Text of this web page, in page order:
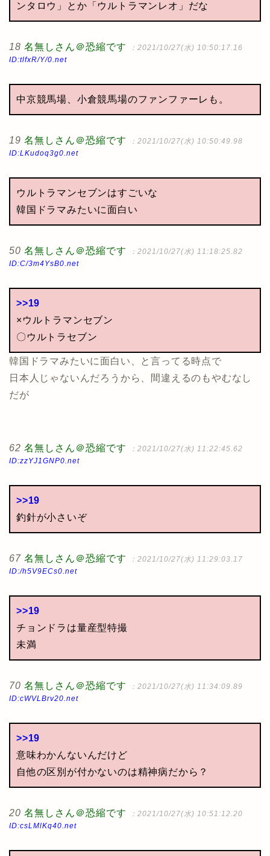
ンタロウ」とか「ウルトラマンレオ」だな
18 名無しさん＠恐縮です
：2021/10/27(水) 10:50:17.16
ID:tlfxR/Y/0.net
中京競馬場、小倉競馬場のファンファーレも。
19 名無しさん＠恐縮です
：2021/10/27(水) 10:50:49.98
ID:LKudoq3g0.net
ウルトラマンセブンはすごいな
韓国ドラマみたいに面白い
50 名無しさん＠恐縮です
：2021/10/27(水) 11:18:25.82
ID:C/3m4YsB0.net
>>19
×ウルトラマンセブン
〇ウルトラセブン
韓国ドラマみたいに面白い、と言ってる時点で
日本人じゃないんだろうから、間違えるのもやむなし
だが
62 名無しさん＠恐縮です
：2021/10/27(水) 11:22:45.62
ID:zzYJ1GNP0.net
>>19
釣針が小さいぞ
67 名無しさん＠恐縮です
：2021/10/27(水) 11:29:03.17
ID:/h5V9ECs0.net
>>19
チョンドラは量産型特撮
未満
70 名無しさん＠恐縮です
：2021/10/27(水) 11:34:09.89
ID:cWVLBrv20.net
>>19
意味わかんないんだけど
自他の区別が付かないのは精神病だから？
20 名無しさん＠恐縮です
：2021/10/27(水) 10:51:12.20
ID:csLMlKq40.net